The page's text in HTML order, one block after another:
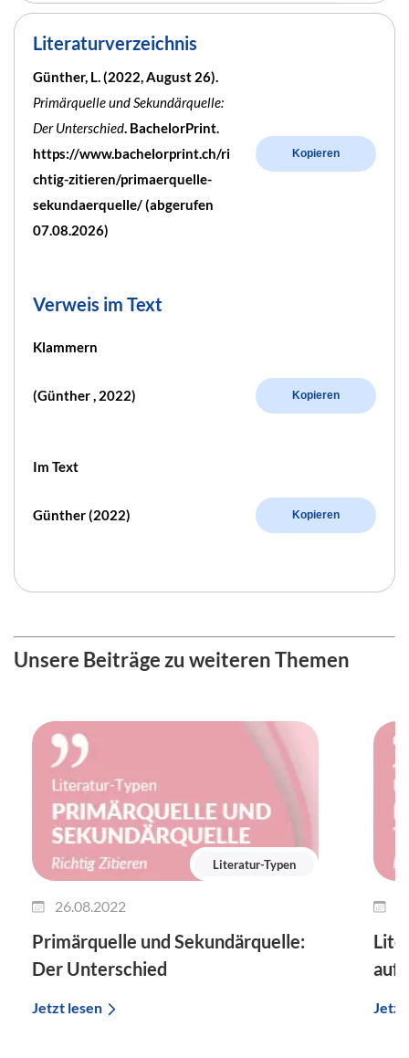
Literaturverzeichnis
Günther, L. (2022, August 26).
Primärquelle und Sekundärquelle:
Der Unterschied. BachelorPrint.
https://www.bachelorprint.ch/ri
chtig-zitieren/primaerquelle-
sekundaerquelle/ (abgerufen
07.08.2026)
Kopieren
Verweis im Text
Klammern
(Günther , 2022) Kopieren
Im Text
Günther (2022) Kopieren
Unsere Beiträge zu weiteren Themen
Literatur-Typen
26.08.2022
Primärquelle und Sekundärquelle:
Der Unterschied
Jetzt lesen
auf
Jetzt